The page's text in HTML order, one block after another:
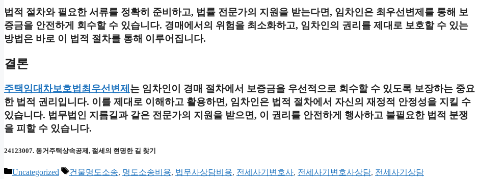
법적 절차와 필요한 서류를 정확히 준비하고, 법률 전문가의 지원을 받는다면, 임차인은 최우선변제를 통해 보
증금을 안전하게 회수할 수 있습니다. 경매에서의 위험을 최소화하고, 임차인의 권리를 제대로 보호할 수 있는
방법은 바로 이 법적 절차를 통해 이루어집니다.
결론
주택임대차보호법최우선변제 는 임차인이 경매 절차에서 보증금을 우선적으로 회수할 수 있도록 보장하는 중요
한 법적 권리입니다. 이를 제대로 이해하고 활용하면, 임차인은 법적 절차에서 자신의 재정적 안정성을 지킬 수
있습니다. 법무법인 지름길과 같은 전문가의 지원을 받으면, 이 권리를 안전하게 행사하고 불필요한 법적 분쟁
을 피할 수 있습니다.
24123007. 동거주택상속공제, 절세의 현명한 길 찾기
카
Uncategorized
태
건물명도소송, 명도소송비용, 법무사상담비용, 전세사기변호사, 전세사기변호사상담, 전세사기상담